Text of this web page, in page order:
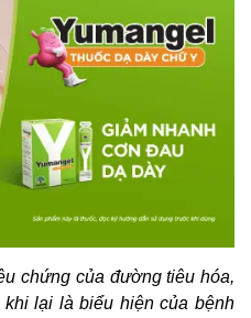
chứng của đường tiêu hóa,
lại là biểu hiện của bệnh